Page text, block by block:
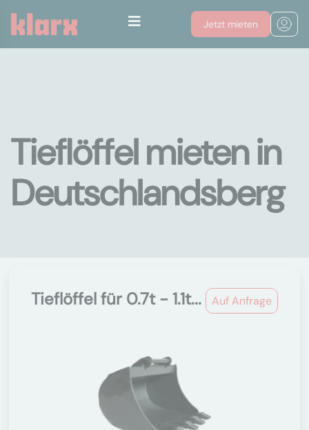
Jetzt mieten
Tieflöffel mieten in
Deutschlandsberg
Auf Anfrage
Tieflöffel für 0.7t - 1.1t...